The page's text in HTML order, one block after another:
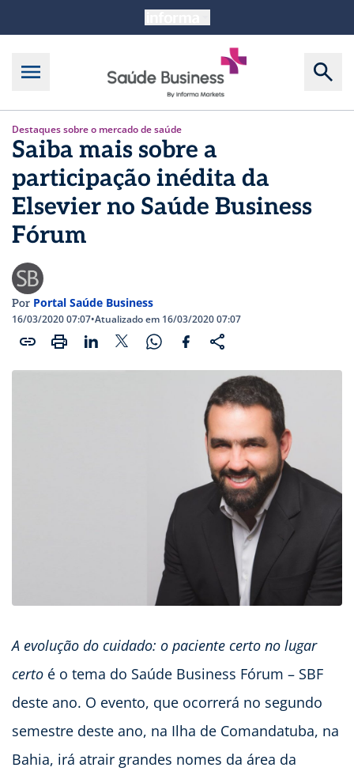
Destaques sobre o mercado de saúde
Saiba mais sobre a
participação inédita da
Elsevier no Saúde Business
Fórum
Por Portal Saúde Business
16/03/2020 07:07•Atualizado em 16/03/2020 07:07
A evolução do cuidado: o paciente certo no lugar
certo é o tema do Saúde Business Fórum – SBF
deste ano. O evento, que ocorrerá no segundo
semestre deste ano, na Ilha de Comandatuba, na
Bahia, irá atrair grandes nomes da área da